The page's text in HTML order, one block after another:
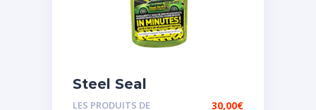
Steel Seal
LES PRODUITS DE
30,00€